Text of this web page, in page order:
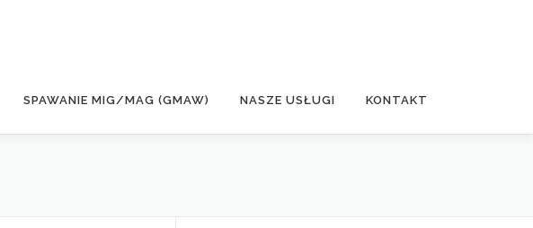
SPAWANIE MIG/MAG (GMAW) NASZE USŁUGI KONTAKT